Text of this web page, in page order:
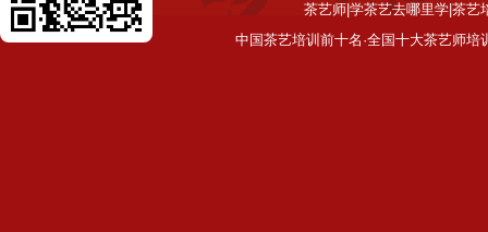
茶艺师|学茶艺去哪里学|茶艺
中国茶艺培训前十名·全国十大茶艺师培